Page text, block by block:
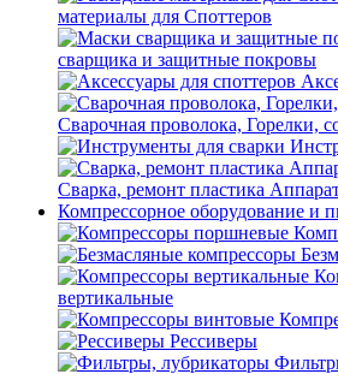
материалы для Споттеров
сварщика и защитные покровы
Сварочная проволока, Горелки,
Сварка, ремонт пластика
Компрессорное оборудование и
вертикальные
Рессиверы